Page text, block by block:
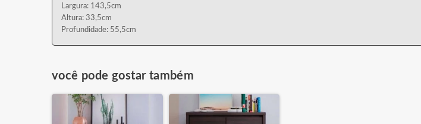
Largura: 143,5cm
Altura: 33,5cm
Profundidade: 55,5cm
você pode gostar também